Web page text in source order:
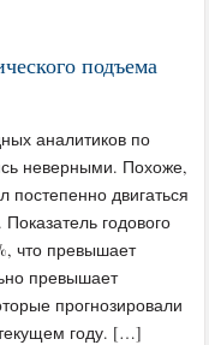
подъема
аналитиков по
неверными. Похоже,
двигаться
годового
что превышает
превышает
прогнозировали
году. […]